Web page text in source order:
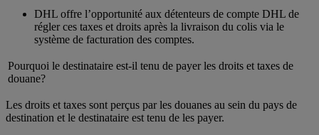
DHL offre l’opportunité aux détenteurs de compte DHL de
régler ces taxes et droits après la livraison du colis via le
système de facturation des comptes.
Pourquoi le destinataire est-il tenu de payer les droits et taxes de
douane?
Les droits et taxes sont perçus par les douanes au sein du pays de
destination et le destinataire est tenu de les payer.